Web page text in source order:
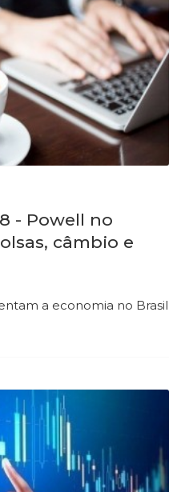
- Powell no
câmbio e
a economia no Brasil